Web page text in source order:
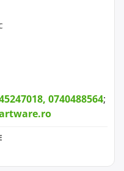
0740488564;